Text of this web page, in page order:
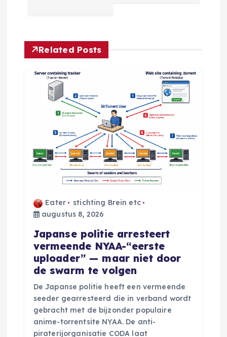
t
n
Related Posts
Eater
stichting Brein etc
augustus 8, 2026
Japanse politie arresteert
vermeende NYAA-“eerste
uploader” — maar niet door
de swarm te volgen
De Japanse politie heeft een vermeende
seeder gearresteerd die in verband wordt
gebracht met de bijzonder populaire
anime-torrentsite NYAA. De anti-
piraterijorganisatie CODA laat